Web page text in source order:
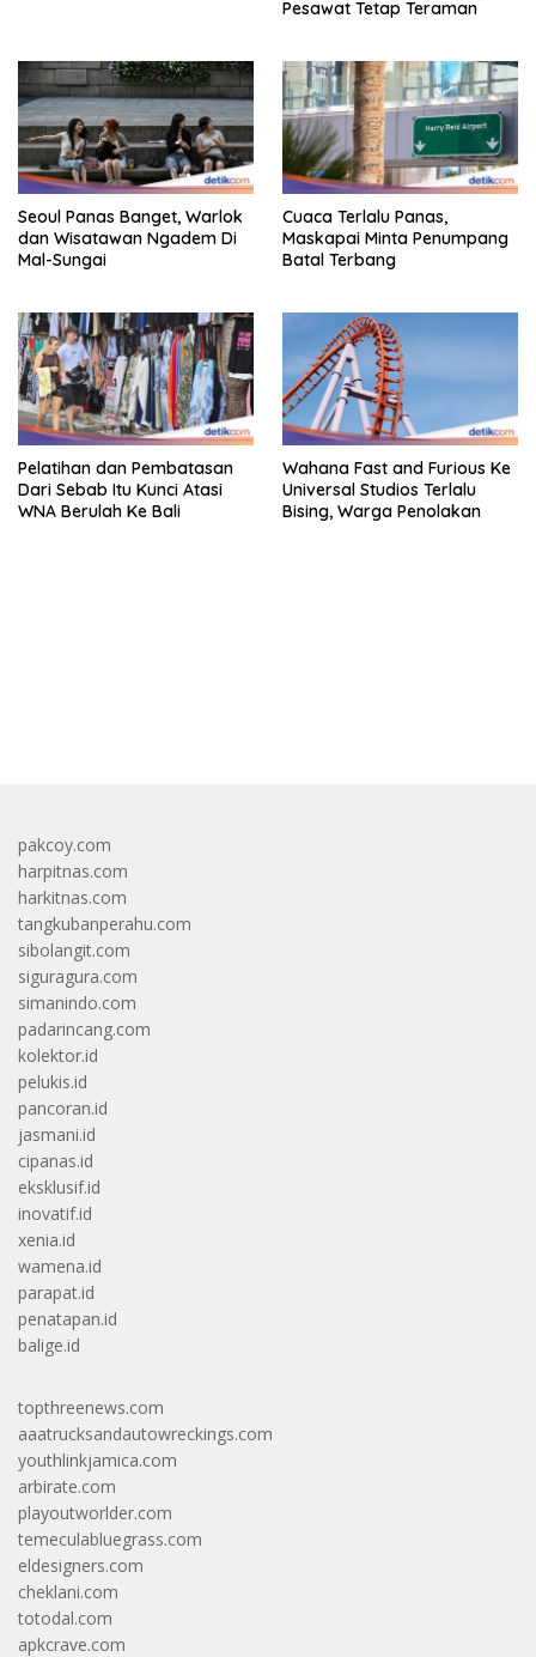
Pesawat Tetap Teraman
Seoul Panas Banget, Warlok
dan Wisatawan Ngadem Di
Mal-Sungai
Cuaca Terlalu Panas,
Maskapai Minta Penumpang
Batal Terbang
Pelatihan dan Pembatasan
Dari Sebab Itu Kunci Atasi
WNA Berulah Ke Bali
Wahana Fast and Furious Ke
Universal Studios Terlalu
Bising, Warga Penolakan
pakcoy.com
harpitnas.com
harkitnas.com
tangkubanperahu.com
sibolangit.com
siguragura.com
simanindo.com
padarincang.com
kolektor.id
pelukis.id
pancoran.id
jasmani.id
cipanas.id
eksklusif.id
inovatif.id
xenia.id
wamena.id
parapat.id
penatapan.id
balige.id
topthreenews.com
aaatrucksandautowreckings.com
youthlinkjamica.com
arbirate.com
playoutworlder.com
temeculabluegrass.com
eldesigners.com
cheklani.com
totodal.com
apkcrave.com